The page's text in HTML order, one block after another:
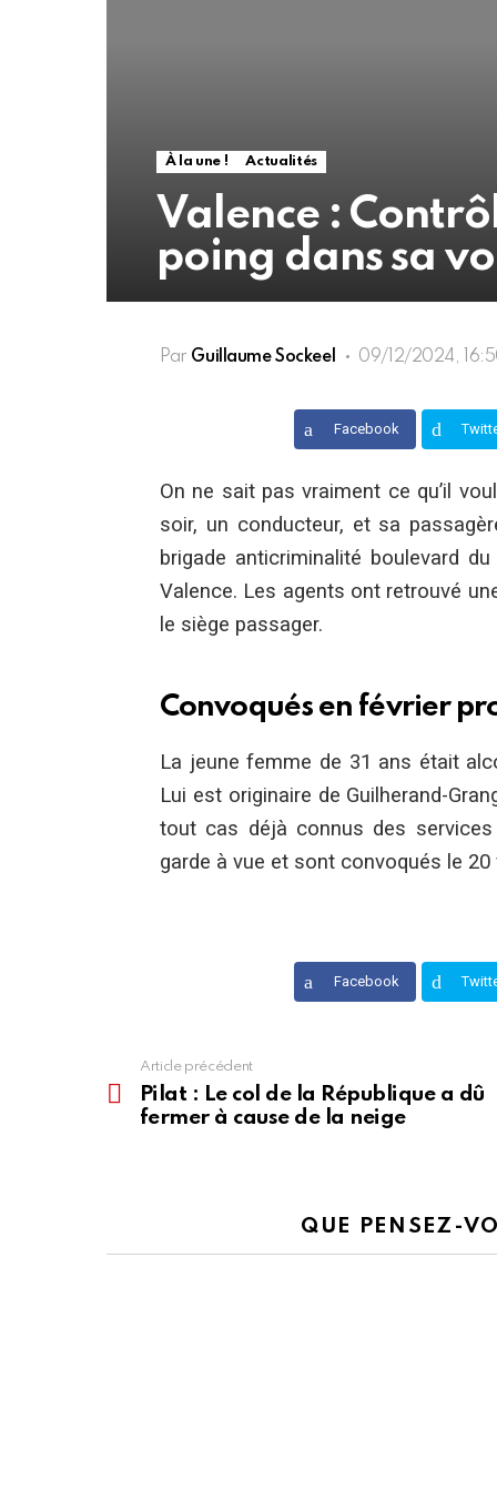
À la une ! Actualités
Valence :
poing dans sa
Par Guillaume Sockeel 09/12/2024,
Facebook
On ne sait pas vraiment ce qu’il
soir, un conducteur, et sa
brigade anticriminalité boulevard
Valence. Les agents ont retrouvé
le siège passager.
Convoqués en février
La jeune femme de 31 ans était
Lui est originaire de Guilherand-
tout cas déjà connus des
garde à vue et sont convoqués le
Facebook
voir
Article précédent
Pilat : Le col de la République a dû
fermer à cause de la neige
QUE PENSEZ-